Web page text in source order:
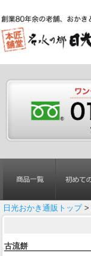
日光おかき通販トップ>
古流餅